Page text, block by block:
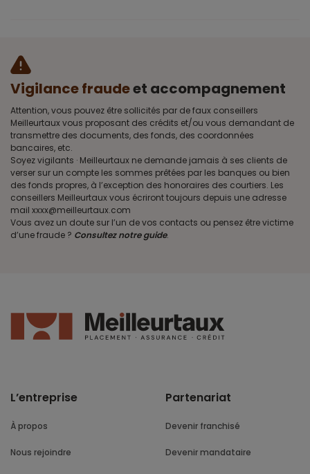
Vigilance fraudeet accompagnement
Attention, vous pouvez être sollicités par de faux conseillers
Meilleurtaux vous proposant des crédits et/ou vous demandant de
transmettre des documents, des fonds, des coordonnées
bancaires, etc.
Soyez vigilants · Meilleurtaux ne demande jamais à ses clients de
verser sur un compte les sommes prêtées par les banques ou bien
des fonds propres, à l’exception des honoraires des courtiers. Les
conseillers Meilleurtaux vous écriront toujours depuis une adresse
mail xxxx@meilleurtaux.com
Vous avez un doute sur l’un de vos contacts ou pensez être victime
d’une fraude ? Consultez notre guide.
L’entreprise
À propos
Nous rejoindre
Partenariat
Devenir franchisé
Devenir mandataire